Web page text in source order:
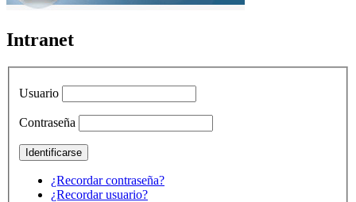
Intranet
Usuario
Contraseña
¿Recordar contraseña?
¿Recordar usuario?